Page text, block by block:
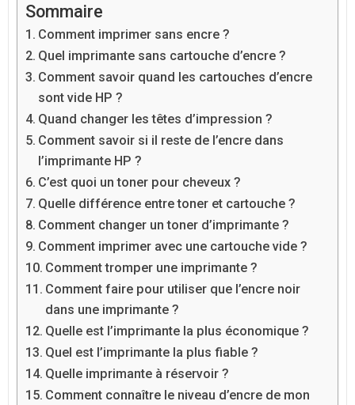
Sommaire
Comment imprimer sans encre ?
Quel imprimante sans cartouche d’encre ?
Comment savoir quand les cartouches d’encre
sont vide HP ?
Quand changer les têtes d’impression ?
Comment savoir si il reste de l’encre dans
l’imprimante HP ?
C’est quoi un toner pour cheveux ?
Quelle différence entre toner et cartouche ?
Comment changer un toner d’imprimante ?
Comment imprimer avec une cartouche vide ?
Comment tromper une imprimante ?
Comment faire pour utiliser que l’encre noir
dans une imprimante ?
Quelle est l’imprimante la plus économique ?
Quel est l’imprimante la plus fiable ?
Quelle imprimante à réservoir ?
Comment connaître le niveau d’encre de mon